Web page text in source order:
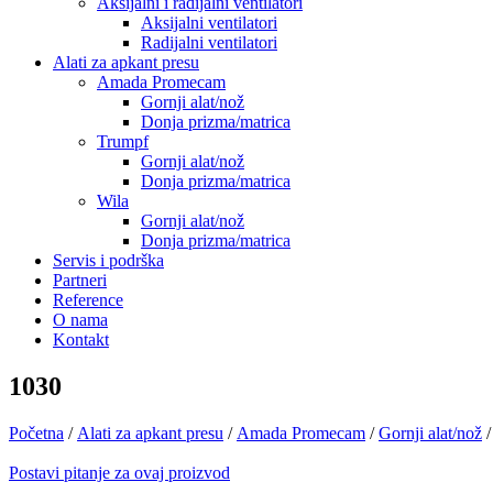
Aksijalni ventilatori
Radijalni ventilatori
Alati za apkant presu
Amada Promecam
Gornji alat/nož
Donja prizma/matrica
Trumpf
Gornji alat/nož
Donja prizma/matrica
Wila
Gornji alat/nož
Donja prizma/matrica
Servis i podrška
Partneri
Reference
O nama
Kontakt
1030
Početna / Alati za apkant presu / Amada Promecam /Gornji alat/nož
Postavi pitanje za ovaj proizvod